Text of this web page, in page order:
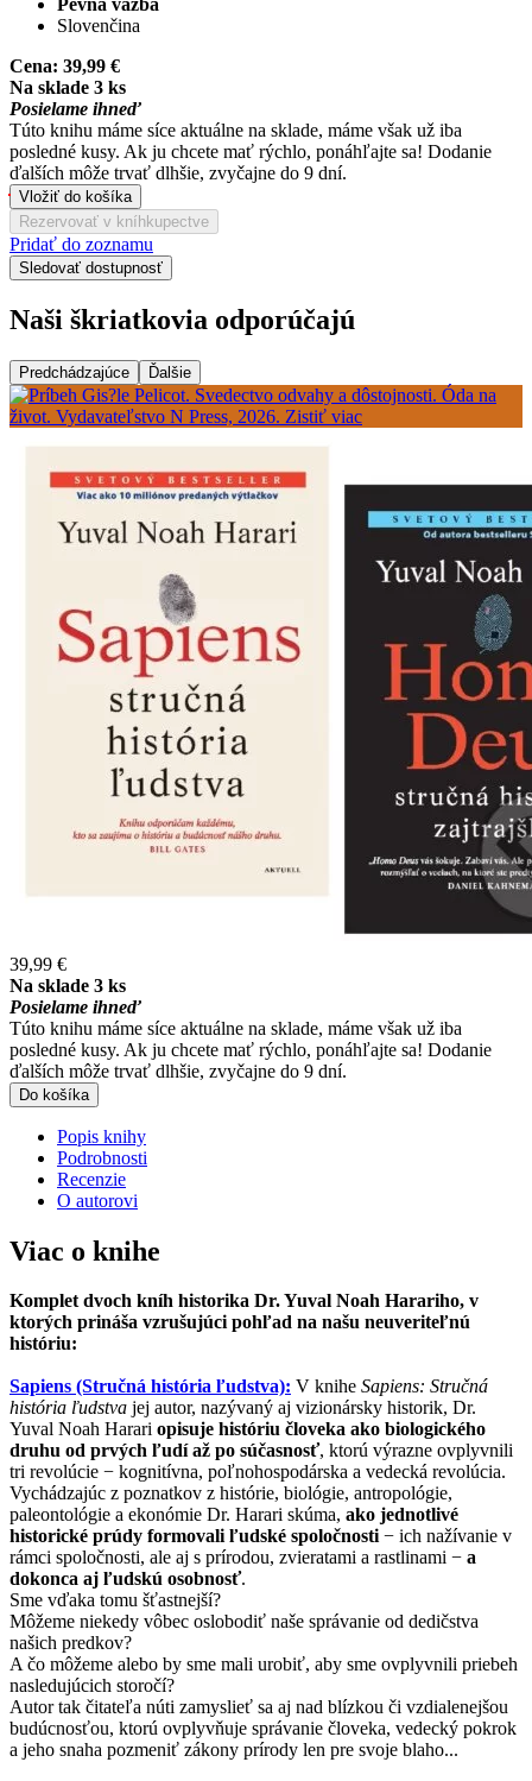
Slovenčina
Cena: 39,99 €
Na sklade 3 ks
Posielame ihneď
Túto knihu máme síce aktuálne na sklade, máme však už iba
posledné kusy. Ak ju chcete mať rýchlo, ponáhľajte sa! Dodanie
ďalších môže trvať dlhšie, zvyčajne do 9 dní.
Vložiť do košíka
Rezervovať v kníhkupectve
Pridať do zoznamu
Sledovať dostupnosť
Naši škriatkovia odporúčajú
Predchádzajúce Ďalšie
39,99 €
Na sklade 3 ks
Posielame ihneď
Túto knihu máme síce aktuálne na sklade, máme však už iba
posledné kusy. Ak ju chcete mať rýchlo, ponáhľajte sa! Dodanie
ďalších môže trvať dlhšie, zvyčajne do 9 dní.
Do košíka
Popis knihy
Podrobnosti
Recenzie
O autorovi
Viac o knihe
Komplet dvoch kníh historika Dr. Yuval Noah Harariho, v
ktorých prináša vzrušujúci pohľad na našu neuveriteľnú
históriu:
Sapiens (Stručná história ľudstva): V knihe Sapiens: Stručná
história ľudstva jej autor, nazývaný aj vizionársky historik, Dr.
Yuval Noah Harari opisuje históriu človeka ako biologického
druhu od prvých ľudí až po súčasnosť, ktorú výrazne ovplyvnili
tri revolúcie − kognitívna, poľnohospodárska a vedecká revolúcia.
Vychádzajúc z poznatkov z histórie, biológie, antropológie,
paleontológie a ekonómie Dr. Harari skúma, ako jednotlivé
historické prúdy formovali ľudské spoločnosti− ich nažívanie v
rámci spoločnosti, ale aj s prírodou, zvieratami a rastlinami − a
dokonca aj ľudskú osobnosť.
Sme vďaka tomu šťastnejší?
Môžeme niekedy vôbec oslobodiť naše správanie od dedičstva
našich predkov?
A čo môžeme alebo by sme mali urobiť, aby sme ovplyvnili priebeh
nasledujúcich storočí?
Autor tak čitateľa núti zamyslieť sa aj nad blízkou či vzdialenejšou
budúcnosťou, ktorú ovplyvňuje správanie človeka, vedecký pokrok
a jeho snaha pozmeniť zákony prírody len pre svoje blaho...